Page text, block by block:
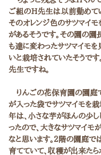
ご組のH先生は以前勤めて
そのオレンジ色のサツマイモ
があるそうです。その園の
も達に変わったサツマイモを
いと栽培されていたそうで
先生ですね。
りんごの花保育園の園庭
が入った袋でサツマイモを
年は、小さな芋がほんの少
ったので、大きなサツマイモ
なと思います。２階の園庭で
育てていて、収穫が出来たら